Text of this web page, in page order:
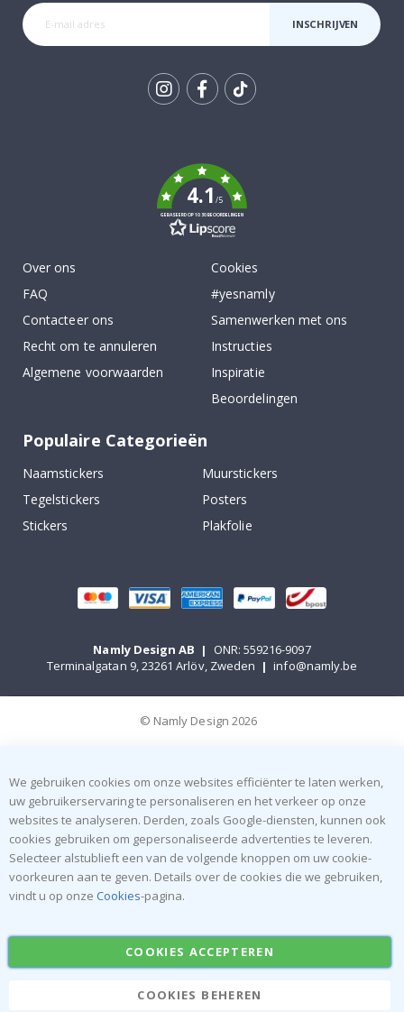
INSCHRIJVEN
4.1/5
GEBASEERD OP 1030 BEOORDELINGEN
Over ons
FAQ
Contacteer ons
Recht om te annuleren
Algemene voorwaarden
Cookies
#yesnamly
Samenwerken met ons
Instructies
Inspiratie
Beoordelingen
Populaire Categorieën
Naamstickers
Muurstickers
Tegelstickers
Posters
Stickers
Plakfolie
Namly Design AB |
ONR: 559216-9097
Terminalgatan 9, 23261 Arlöv, Zweden | info@namly.be
© Namly Design 2026
We gebruiken cookies om onze websites efficiënter te laten werken,
uw gebruikerservaring te personaliseren en het verkeer op onze
websites te analyseren. Derden, zoals Google-diensten, kunnen ook
cookies gebruiken om gepersonaliseerde advertenties te leveren.
Selecteer alstublieft een van de volgende knoppen om uw cookie-
voorkeuren aan te geven. Details over de cookies die we gebruiken,
vindt u op onze Cookies-pagina.
COOKIES ACCEPTEREN
COOKIES BEHEREN